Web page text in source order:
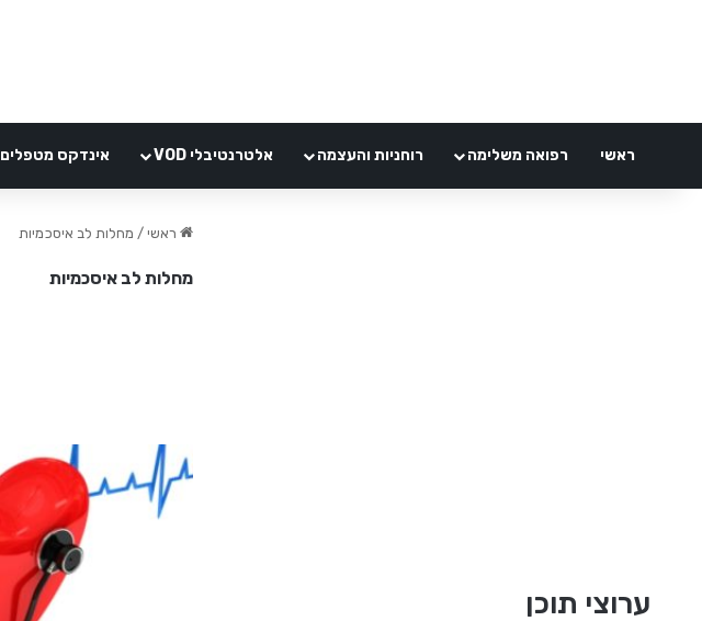
ראשי רפואה משלימה רוחניות והעצמה אלטרנטיבלי VOD אינדקס מטפלים
ראשי / מחלות לב איסכמיות
מחלות לב איסכמיות
ערוצי תוכן